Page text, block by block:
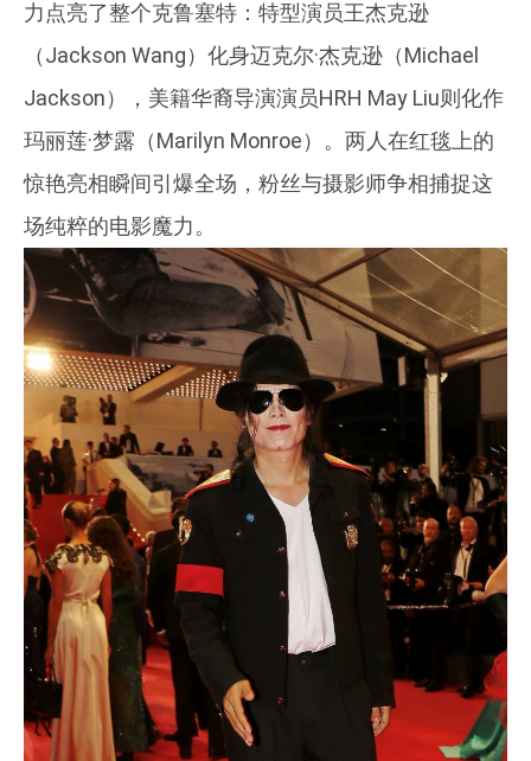
力点亮了整个克鲁塞特：特型演员王杰克逊
（Jackson Wang）化身迈克尔·杰克逊（Michael
Jackson），美籍华裔导演演员HRH May Liu则化作
玛丽莲·梦露（Marilyn Monroe）。两人在红毯上的
惊艳亮相瞬间引爆全场，粉丝与摄影师争相捕捉这
场纯粹的电影魔力。